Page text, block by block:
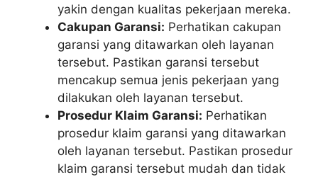
yakin dengan kualitas pekerjaan mereka.
Cakupan Garansi: Perhatikan cakupan
garansi yang ditawarkan oleh layanan
tersebut. Pastikan garansi tersebut
mencakup semua jenis pekerjaan yang
dilakukan oleh layanan tersebut.
Prosedur Klaim Garansi: Perhatikan
prosedur klaim garansi yang ditawarkan
oleh layanan tersebut. Pastikan prosedur
klaim garansi tersebut mudah dan tidak